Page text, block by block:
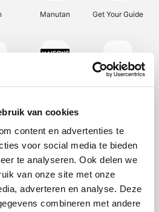
van cookies
content en advertenties te
voor social media te bieden
te analyseren. Ook delen we
van onze site met onze
adverteren en analyse. Deze
combineren met andere
Manutan Get Your Guide